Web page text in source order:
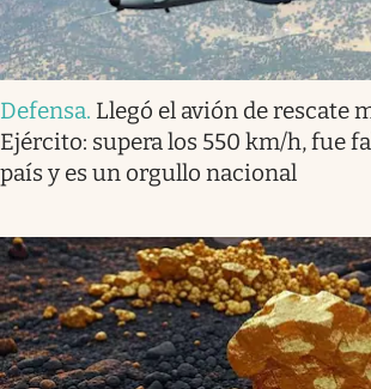
Defensa. Llegó el avión de rescate
Ejército: supera los 550 km/h, fue
país y es un orgullo nacional